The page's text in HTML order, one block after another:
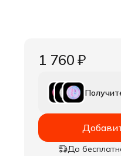
1 760 ₽
До